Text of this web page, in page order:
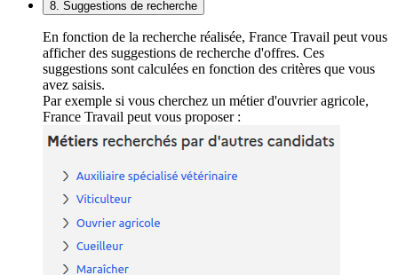
8. Suggestions de recherche
En fonction de la recherche réalisée, France Travail peut vous
afficher des suggestions de recherche d'offres. Ces
suggestions sont calculées en fonction des critères que vous
avez saisis.
Par exemple si vous cherchez un métier d'ouvrier agricole,
France Travail peut vous proposer :